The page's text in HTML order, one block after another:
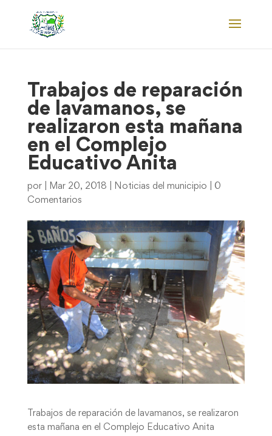
Trabajos de reparación
de lavamanos, se
realizaron esta mañana
en el Complejo
Educativo Anita
por Mar 20, 2018 Noticias del municipio
0
Comentarios
Trabajos de reparación de lavamanos, se realizaron
esta mañana en el Complejo Educativo Anita